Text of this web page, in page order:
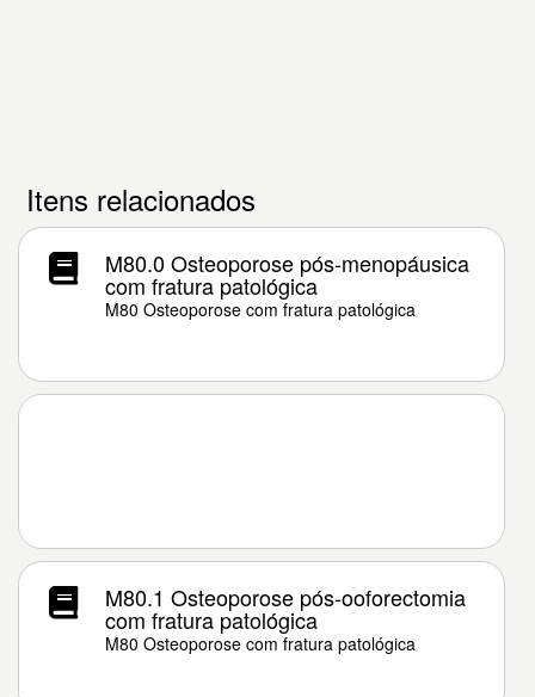
Itens relacionados
M80.0 Osteoporose pós-menopáusica
com fratura patológica
M80 Osteoporose com fratura patológica
M80.1 Osteoporose pós-ooforectomia
com fratura patológica
M80 Osteoporose com fratura patológica